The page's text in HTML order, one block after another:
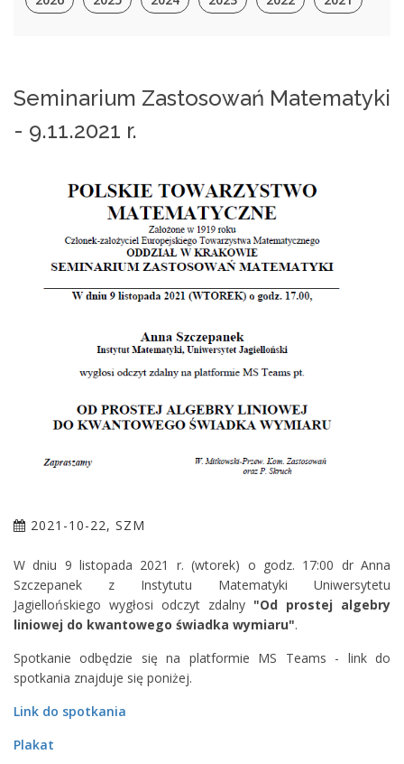
Seminarium Zastosowań Matematyki
- 9.11.2021 r.
2021-10-22, SZM
W dniu 9 listopada 2021 r. (wtorek) o godz. 17:00 dr Anna
Szczepanek z Instytutu Matematyki Uniwersytetu
Jagiellońskiego wygłosi odczyt zdalny "Od prostej algebry
liniowej do kwantowego świadka wymiaru".
Spotkanie odbędzie się na platformie MS Teams - link do
spotkania znajduje się poniżej.
Link do spotkania
Plakat